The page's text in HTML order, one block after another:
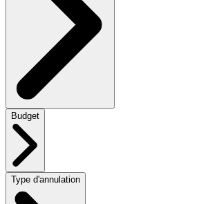
Budget
Type d'annulation